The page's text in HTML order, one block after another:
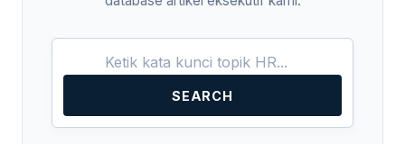
SEARCH